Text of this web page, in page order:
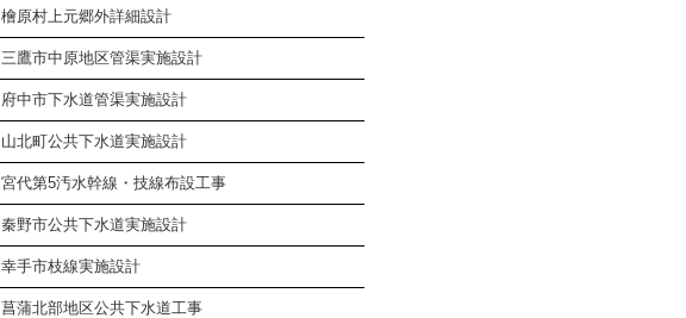
檜原村上元郷外詳細設計
三鷹市中原地区管渠実施設計
府中市下水道管渠実施設計
山北町公共下水道実施設計
宮代第5汚水幹線・技線布設工事
秦野市公共下水道実施設計
幸手市枝線実施設計
菖蒲北部地区公共下水道工事